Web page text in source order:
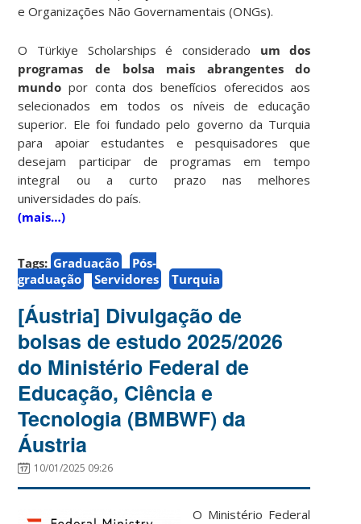
e Organizações Não Governamentais (ONGs).
O Türkiye Scholarships é considerado um dos
programas de bolsa mais abrangentes do
mundo por conta dos benefícios oferecidos aos
selecionados em todos os níveis de educação
superior. Ele foi fundado pelo governo da Turquia
para apoiar estudantes e pesquisadores que
desejam participar de programas em tempo
integral ou a curto prazo nas melhores
universidades do país.
(mais…)
Tags: Graduação
Pós-
graduação
Servidores Turquia
[Áustria] Divulgação de
bolsas de estudo 2025/2026
do Ministério Federal de
Educação, Ciência e
Tecnologia (BMBWF) da
Áustria
10/01/2025 09:26
O Ministério Federal